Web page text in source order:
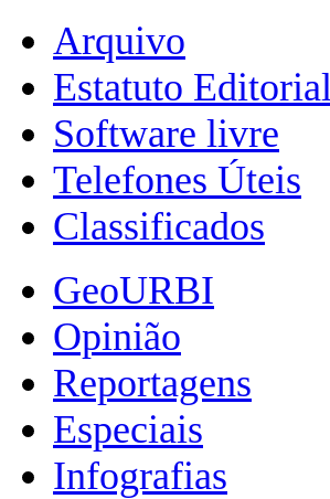
Arquivo
Estatuto Editorial
Software livre
Telefones Úteis
Classificados
GeoURBI
Opinião
Reportagens
Especiais
Infografias